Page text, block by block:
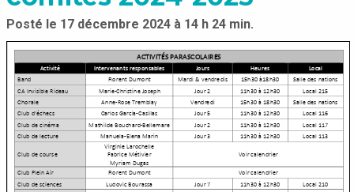
Posté le 17 décembre 2024 à 14 h 24 min.
Écrit parDominic Dubé Richard